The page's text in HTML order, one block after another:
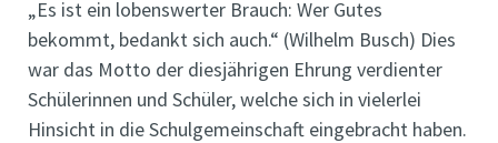
„Es ist ein lobenswerter Brauch: Wer Gutes
bekommt, bedankt sich auch.“ (Wilhelm Busch) Dies
war das Motto der diesjährigen Ehrung verdienter
Schülerinnen und Schüler, welche sich in vielerlei
Hinsicht in die Schulgemeinschaft eingebracht haben.